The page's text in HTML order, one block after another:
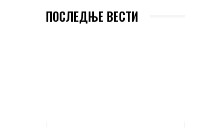
ПОСЛЕДЊЕ ВЕСТИ